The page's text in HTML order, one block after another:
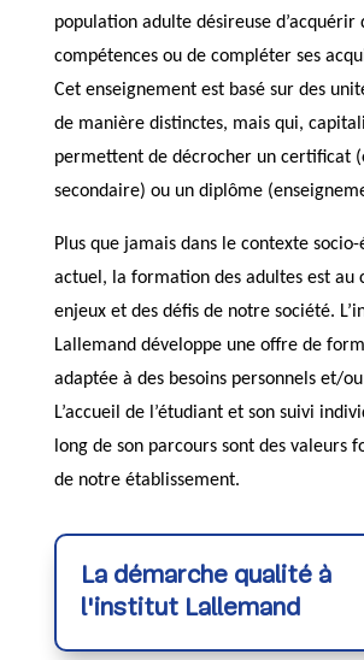
population adulte désireuse d’acquérir
compétences ou de compléter ses
Cet enseignement est basé sur des
de manière distinctes, mais qui,
permettent de décrocher un certificat
secondaire) ou un diplôme
Plus que jamais dans le contexte
actuel, la formation des adultes est au
enjeux et des défis de notre société.
Lallemand développe une offre de
adaptée à des besoins personnels et/
L’accueil de l’étudiant et son suivi
long de son parcours sont des valeurs
de notre établissement.
La démarche qualité à
l'institut Lallemand